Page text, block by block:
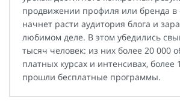
продвижении профиля или бренда в
начнет расти аудитория блога и
любимом деле. В этом убедились
тысяч человек: из них более 20 000
платных курсах и интенсивах,
прошли бесплатные программы.